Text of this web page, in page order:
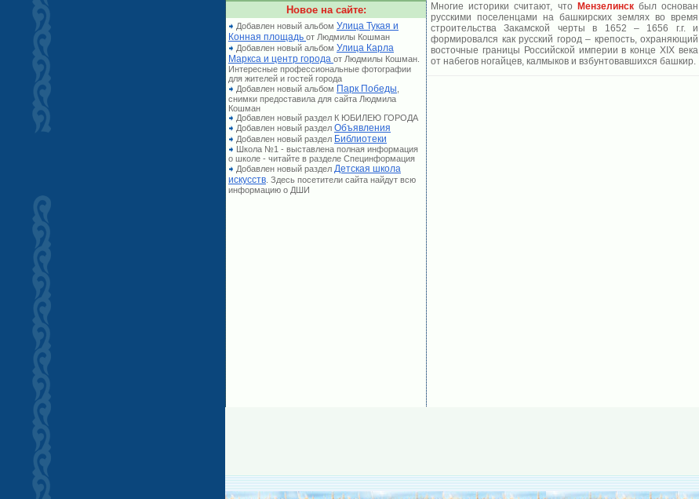
Новое на сайте:
Добавлен новый альбом Улица Тукая и
Конная площадь от Людмилы Кошман
Добавлен новый альбом Улица Карла
Маркса и центр города от Людмилы Кошман.
Интересные профессиональные фотографии
для жителей и гостей города
Добавлен новый альбом Парк Победы
снимки предоставила для сайта Людмила
Кошман
Добавлен новый раздел К ЮБИЛЕЮ ГОРОДА
Добавлен новый раздел Объявления
Добавлен новый раздел Библиотеки
Школа №1 - выставлена полная информация
о школе - читайте в разделе Специнформация
Добавлен новый раздел Детская школа
искусств . Здесь посетители сайта найдут всю
информацию о ДШИ
Многие историки считают, что Мензелинскбыл основан
русскими поселенцами на башкирских землях во время
строительства Закамской черты в 1652 – 1656 г.г. и
формировался как русский город – крепость, охраняющий
восточные границы Российской империи в конце ХIХ века
от набегов ногайцев, калмыков и взбунтовавшихся башкир.